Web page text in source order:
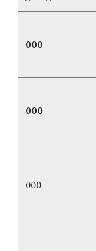
000
000
000